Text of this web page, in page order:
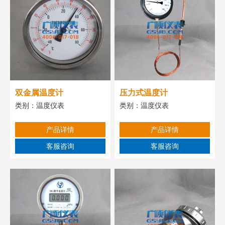
双金属温度计
类别： 温度仪表
产品详情
客服咨询
压力式温度计
类别：温度仪表
产品详情
客服咨询